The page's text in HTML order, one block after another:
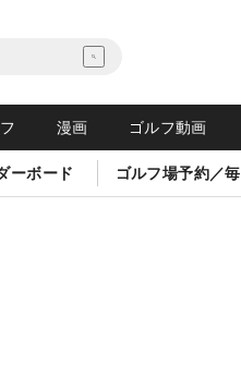
漫画 ゴルフ動画
ーボード ゴルフ場予約／